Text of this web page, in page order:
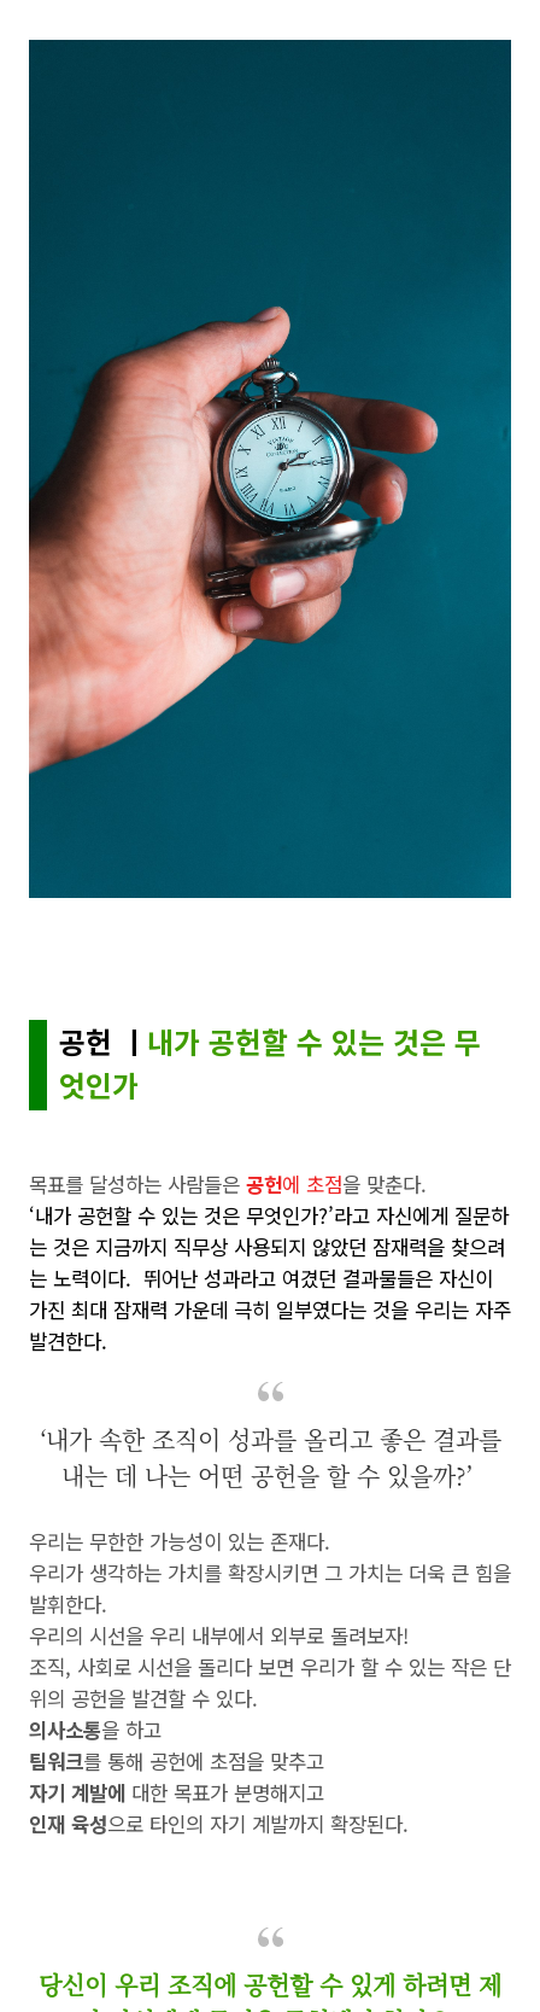
공헌 ㅣ 내가 공헌할 수 있는 것은 무
엇인가
목표를 달성하는 사람들은 공헌에 초점을 맞춘다.
‘내가 공헌할 수 있는 것은 무엇인가?’라고 자신에게 질문하
는 것은 지금까지 직무상 사용되지 않았던 잠재력을 찾으려
는 노력이다. 뛰어난 성과라고 여겼던 결과물들은 자신이
가진 최대 잠재력 가운데 극히 일부였다는 것을 우리는 자주
발견한다.
‘내가 속한 조직이 성과를 올리고 좋은 결과를
내는 데 나는 어떤 공헌을 할 수 있을까?’
우리는 무한한 가능성이 있는 존재다.
우리가 생각하는 가치를 확장시키면 그 가치는 더욱 큰 힘을
발휘한다.
우리의 시선을 우리 내부에서 외부로 돌려보자!
조직, 사회로 시선을 돌리다 보면 우리가 할 수 있는 작은 단
위의 공헌을 발견할 수 있다.
의사소통을 하고
팀워크를 통해 공헌에 초점을 맞추고
자기 계발에 대한 목표가 분명해지고
인재 육성으로 타인의 자기 계발까지 확장된다.
당신이 우리 조직에 공헌할 수 있게 하려면 제